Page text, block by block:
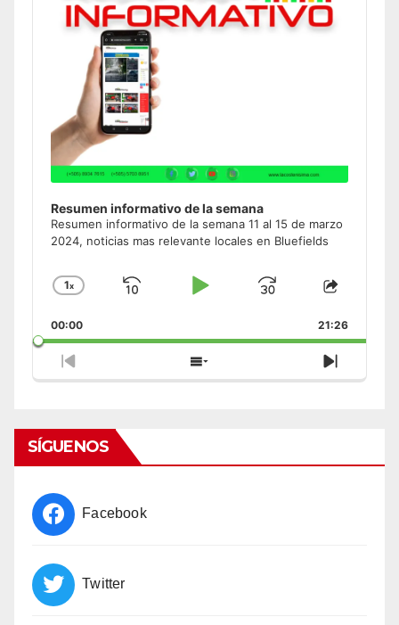
Resumen informativo de la semana
Resumen informativo de la semana 11 al 15 de marzo
2024, noticias mas relevante locales en Bluefields
Change
Rate
1x
Skip
Play
Jump
Forward
Share
Episode
00:00 21:26
Previous
Episode
Show
Episodes
Next
Episode
SÍGUENOS
Facebook
Twitter